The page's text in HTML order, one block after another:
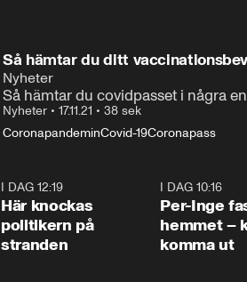
Så hämtar du ditt
Nyheter
Så hämtar du covidpasset i några
Nyheter • 17.11.21 • 38 sek
CoronapandeminCovid-19Coronapass
I DAG 12:19
Här knockas
politikern på
stranden
I DAG 10:16
Per-Inge
hemmet –
komma ut